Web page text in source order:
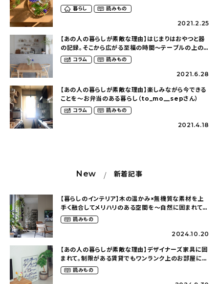
暮らし 読みもの
2021.2.25
【あの人の暮らしが素敵な理由】はじまりはおやつと器
の記録。そこから広がる至福の時間〜テーブルの上の
楽しみ（cuppy416さん）
コラム 読みもの
2021.6.28
【あの人の暮らしが素敵な理由】楽しみながら今できる
ことを〜お弁当のある暮らし（to_mo__sepさん）
コラム 読みもの
2021.4.18
New 新着記事
【暮らしのインテリア】木の温かみ×無機質な素材を上
手く融合してメリハリのある空間を〜自然に囲まれて暮
らす（ki_no_ieさん）
読みもの
2024.10.20
【あの人の暮らしが素敵な理由】デザイナーズ家具に囲
まれて。制限がある賃貸でもワンランク上のお部屋に〜
狭くても好きな暮らしのこと（_____chika708さん）
読みもの